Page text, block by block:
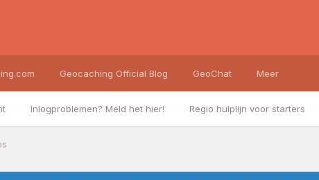
Inlogproblemen? Meld het hier! Regio hulplijn voor starters
Geocaching Official Blog GeoChat Meer